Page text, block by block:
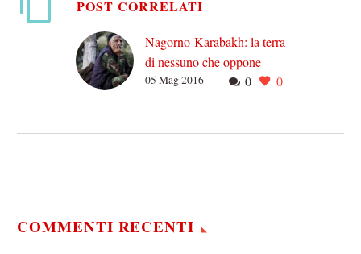
POST CORRELATI
Nagorno-Karabakh: la terra
di nessuno che oppone
Russia e Turchia
Russia…
0 0
05 Mag 2016
COMMENTI RECENTI